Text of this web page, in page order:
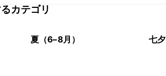
てをお召し上がりいただくことをおすすめします。
カテゴリ
夏（6–8月） 七夕